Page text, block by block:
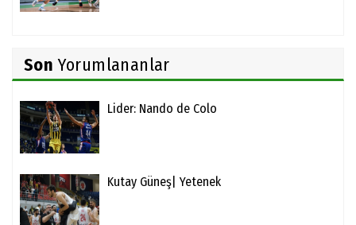
Son Yorumlananlar
Lider: Nando de Colo
Kutay Güneş| Yetenek